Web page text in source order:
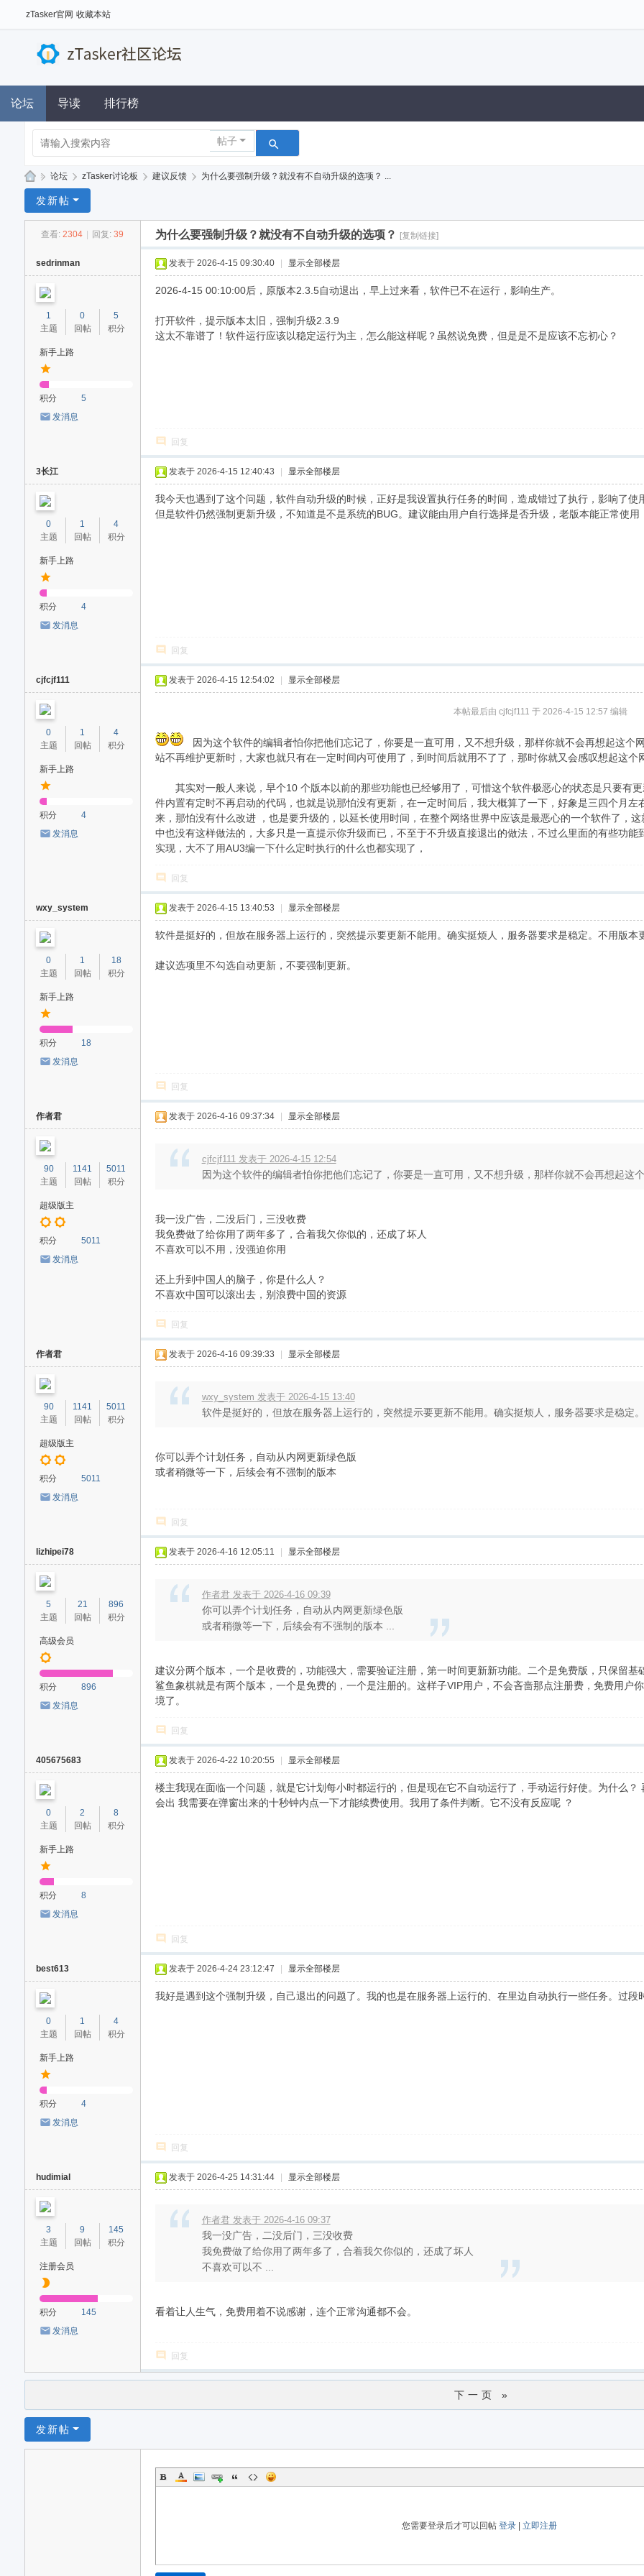
zTasker官网 收藏本站
论坛 导读 排行榜
帖子
Ta
» 论坛 › zTasker讨论板 › 建议反馈 › 为什么要强制升级？就没有不自动升级的选项？ ...
发新帖
查看: 2304 回复: 39 为什么要强制升级？就没有不自动升级的选项？ [复制链接]
sedrinman
1
主题
0
回帖
5
积分
新手上路
积分
5
发消息
发表于 2026-4-15 09:30:40 显示全部楼层
2026-4-15 00:10:00后，原版本2.3.5自动退出，早上过来看，软件已不在运行，影响生产。
打开软件，提示版本太旧，强制升级2.3.9
这太不靠谱了！软件运行应该以稳定运行为主，怎么能这样呢？虽然说免费，但是是不是应该不忘初心？
回复
3长江
0
主题
1
回帖
4
积分
新手上路
积分
4
发消息
发表于 2026-4-15 12:40:43 显示全部楼层
我今天也遇到了这个问题，软件自动升级的时候，正好是我设置执行任务的时间，造成错过了执行，影响了使
但是软件仍然强制更新升级，不知道是不是系统的BUG。建议能由用户自行选择是否升级，老版本能正常使用
回复
cjfcjf111
0
主题
1
回帖
4
积分
新手上路
积分
4
发消息
发表于 2026-4-15 12:54:02 显示全部楼层
本帖最后由 cjfcjf111 于 2026-4-15 12:57 编辑
因为这个软件的编辑者怕你把他们忘记了，你要是一直可用，又不想升级，那样你就不会再想起这个
站不再维护更新时，大家也就只有在一定时间内可使用了，到时间后就用不了了，那时你就又会感叹想起这
其实对一般人来说，早个10 个版本以前的那些功能也已经够用了，可惜这个软件极恶心的状态是只要有
件内置有定时不再启动的代码，也就是说那怕没有更新，在一定时间后，我大概算了一下，好象是三四个月
来，那怕没有什么改进 ，也是要升级的，以延长使用时间，在整个网络世界中应该是最恶心的一个软件了，
中也没有这样做法的，大多只是一直提示你升级而已，不至于不升级直接退出的做法，不过么里面的有些功
实现，大不了用AU3编一下什么定时执行的什么也都实现了，
回复
wxy_system
0
主题
1
回帖
18
积分
新手上路
积分
18
发消息
发表于 2026-4-15 13:40:53 显示全部楼层
软件是挺好的，但放在服务器上运行的，突然提示要更新不能用。确实挺烦人，服务器要求是稳定。不用版本
建议选项里不勾选自动更新，不要强制更新。
回复
作者君
90
主题
1141
回帖
5011
积分
超级版主
积分
5011
发消息
发表于 2026-4-16 09:37:34 显示全部楼层
cjfcjf111 发表于 2026-4-15 12:54
因为这个软件的编辑者怕你把他们忘记了，你要是一直可用，又不想升级，那样你就不会再想起这个
我一没广告，二没后门，三没收费
我免费做了给你用了两年多了，合着我欠你似的，还成了坏人
不喜欢可以不用，没强迫你用
还上升到中国人的脑子，你是什么人？
不喜欢中国可以滚出去，别浪费中国的资源
回复
作者君
90
主题
1141
回帖
5011
积分
超级版主
积分
5011
发消息
发表于 2026-4-16 09:39:33 显示全部楼层
wxy_system 发表于 2026-4-15 13:40
软件是挺好的，但放在服务器上运行的，突然提示要更新不能用。确实挺烦人，服务器要求是稳定。
你可以弄个计划任务，自动从内网更新绿色版
或者稍微等一下，后续会有不强制的版本
回复
lizhipei78
5
主题
21
回帖
896
积分
高级会员
积分
896
发消息
发表于 2026-4-16 12:05:11 显示全部楼层
作者君 发表于 2026-4-16 09:39
你可以弄个计划任务，自动从内网更新绿色版
或者稍微等一下，后续会有不强制的版本 ...
建议分两个版本，一个是收费的，功能强大，需要验证注册，第一时间更新新功能。二个是免费版，只保留
鲨鱼象棋就是有两个版本，一个是免费的，一个是注册的。这样子VIP用户，不会吝啬那点注册费，免费用户
境了。
回复
405675683
0
主题
2
回帖
8
积分
新手上路
积分
8
发消息
发表于 2026-4-22 10:20:55 显示全部楼层
楼主我现在面临一个问题，就是它计划每小时都运行的，但是现在它不自动运行了，手动运行好使。为什么
会出 我需要在弹窗出来的十秒钟内点一下才能续费使用。我用了条件判断。它不没有反应呢 ？
回复
best613
0
主题
1
回帖
4
积分
新手上路
积分
4
发消息
发表于 2026-4-24 23:12:47 显示全部楼层
我好是遇到这个强制升级，自己退出的问题了。我的也是在服务器上运行的、在里边自动执行一些任务。过段
回复
hudimial
3
主题
9
回帖
145
积分
注册会员
积分
145
发消息
发表于 2026-4-25 14:31:44 显示全部楼层
作者君 发表于 2026-4-16 09:37
我一没广告，二没后门，三没收费
我免费做了给你用了两年多了，合着我欠你似的，还成了坏人
不喜欢可以不 ...
看着让人生气，免费用着不说感谢，连个正常沟通都不会。
回复
下一页 »
发新帖
您需要登录后才可以回帖登录 |立即注册